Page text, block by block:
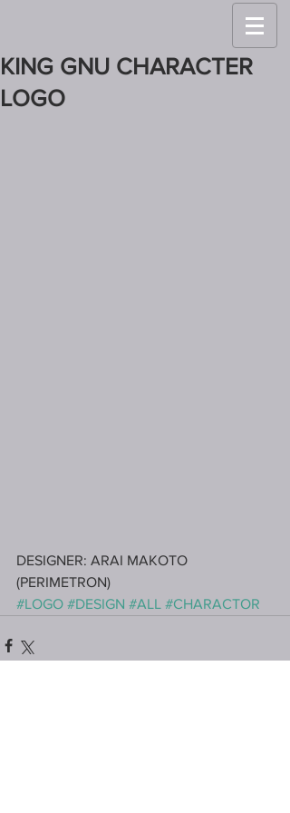
KING GNU CHARACTER
LOGO
DESIGNER: ARAI MAKOTO
(PERIMETRON)
#LOGO #DESIGN #ALL #CHARACTOR